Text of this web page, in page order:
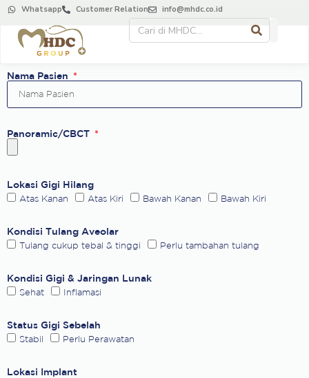
Whatsapp Customer Relation info@mhdc.co.id
Nama Pasien
Panoramic/CBCT
Lokasi Gigi Hilang
Atas Kanan Atas Kiri Bawah Kanan Bawah Kiri
Kondisi Tulang Aveolar
Tulang cukup tebal & tinggi Perlu tambahan tulang
Kondisi Gigi & Jaringan Lunak
Sehat Inflamasi
Status Gigi Sebelah
Stabil Perlu Perawatan
Lokasi Implant